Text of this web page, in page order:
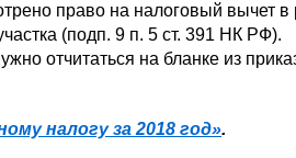
право на налоговый вычет в
(подп. 9 п. 5 ст. 391 НК РФ).
отчитаться на бланке из
налогу за 2018 год».